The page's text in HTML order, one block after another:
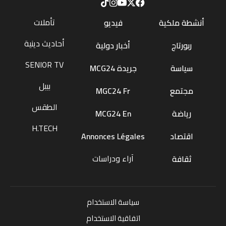
أنشطة ملكية
ربورتاج
سياسة
مجتمع
رياضة
اقتصاد
ثقافة
فيديو
أخبار دولية
جريدة MCG24
MGC24 Fr
MCG24 En
Annonces Légales
آراء ودراسات
تأملات
أحاديث دينية
SENIOR TV
بيبل
الطقس
H.TECH
سياسة الاستخدام
اتفاقية الاستخدام